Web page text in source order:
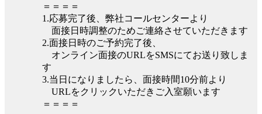
＝＝＝＝
1.応募完了後、弊社コールセンターより
面接日時調整のためご連絡させていただきます
2.面接日時のご予約完了後、
オンライン面接のURLをSMSにてお送り致しま
す
3.当日になりましたら、面接時間10分前より
URLをクリックいただきご入室願います
＝＝＝＝